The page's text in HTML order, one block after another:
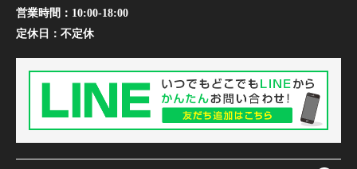
営業時間： 10:00-18:00
定休日： 不定休